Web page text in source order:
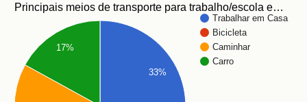
Principais meios de transporte para trabalho/escola e…
Trabalhar em Casa
Bicicleta
Caminhar
Carro
33%
17%
Índice de criminalidade por país
Saúde
Indicador de Saúde (Atual)